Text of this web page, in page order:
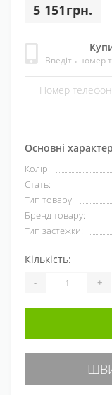
5 151грн.
Введіть номер
Основні
Колір:
Стать:
Тип товару:
Бренд товару:
Тип застежки:
Кількість:
- +